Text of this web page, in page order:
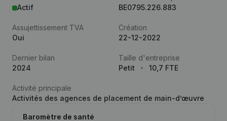
Actif
BE0795.226.883
Assujettissement TVA
Oui
Création
22-12-2022
Dernier bilan
2024
Taille d'entreprise
Petit
10,7 FTE
Activité principale
Activités des agences de placement de main-d’œuvre
Baromètre de santé